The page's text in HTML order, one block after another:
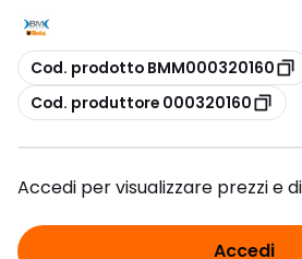
copia
Cod. prodotto BMM000320160
copia
Cod. produttore 000320160
Accedi per visualizzare prezzi e
Accedi